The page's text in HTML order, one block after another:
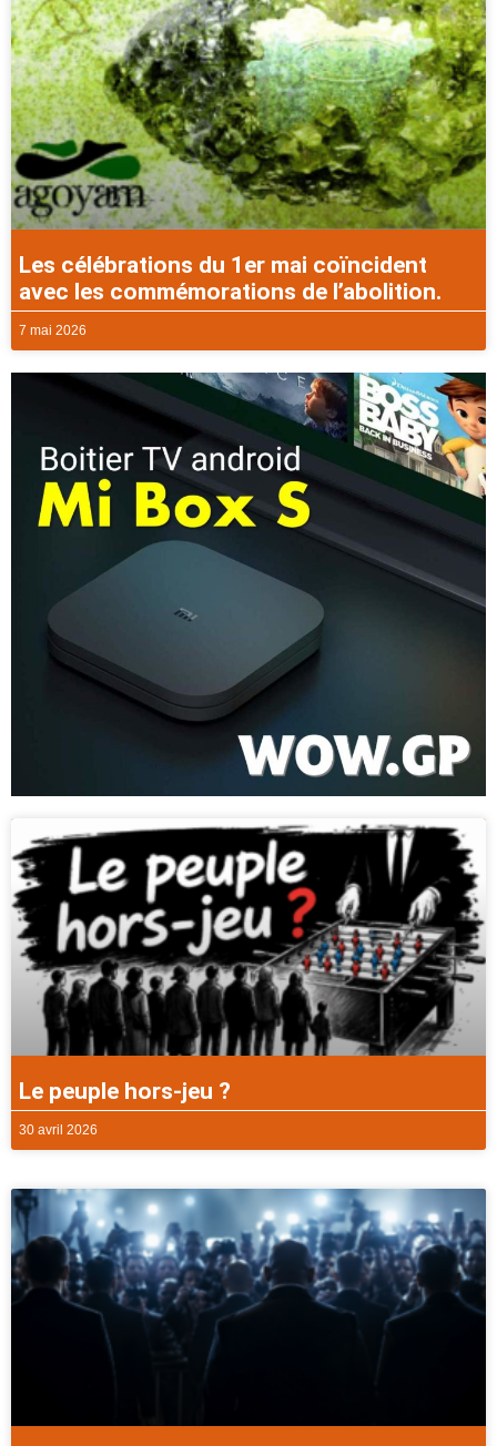
Les célébrations du 1er mai coïncident
avec les commémorations de l’abolition.
7 mai 2026
Le peuple hors-jeu ?
30 avril 2026